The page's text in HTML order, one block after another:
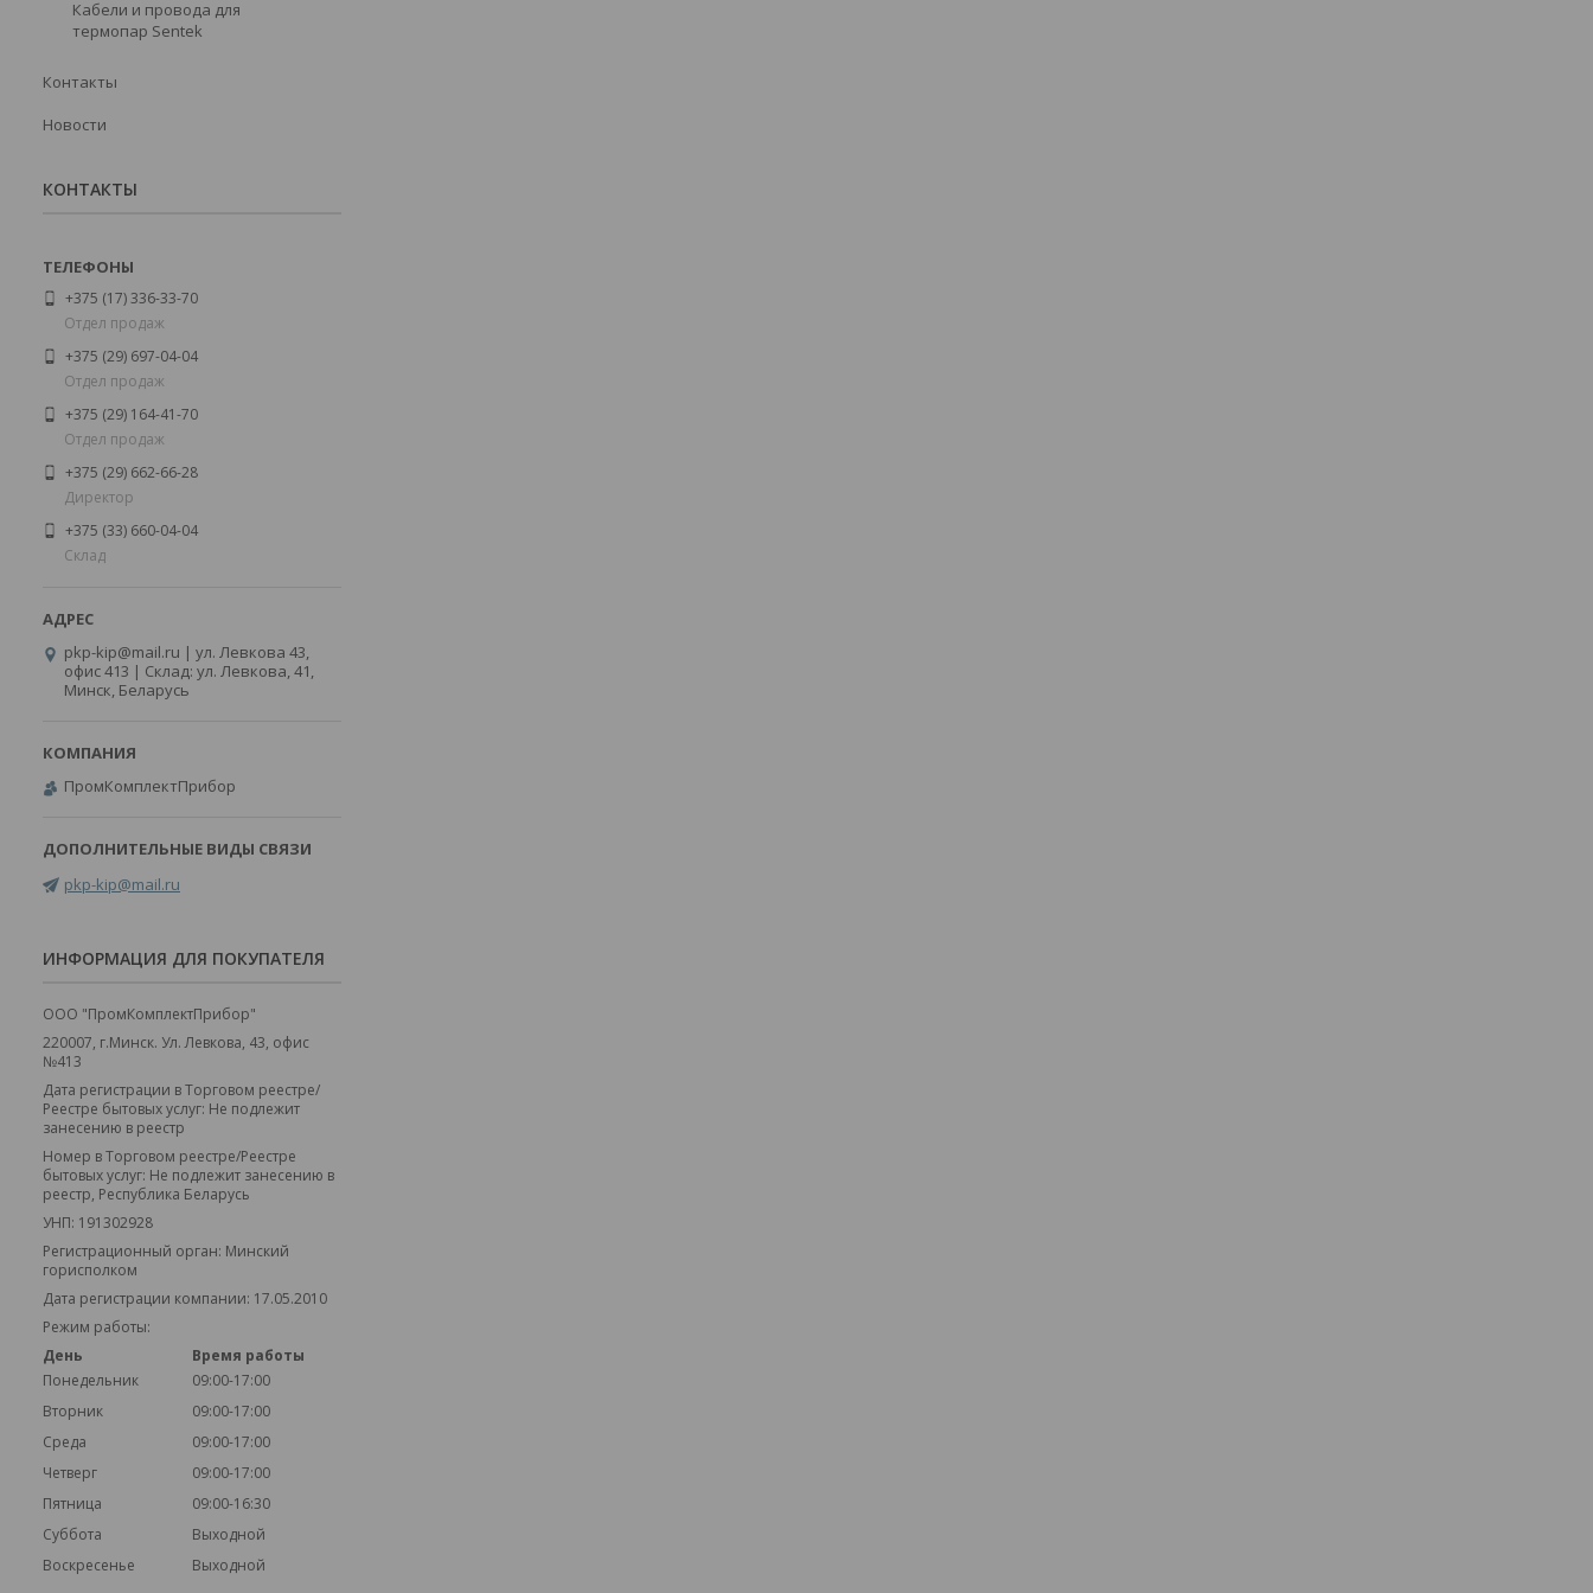
Кабели и провода для
термопар Sentek
Контакты
Новости
КОНТАКТЫ
+375 (17) 336-33-70
Отдел продаж
+375 (29) 697-04-04
Отдел продаж
+375 (29) 164-41-70
Отдел продаж
+375 (29) 662-66-28
Директор
+375 (33) 660-04-04
Склад
pkp-kip@mail.ru | ул. Левкова 43,
офис 413 | Склад: ул. Левкова, 41,
Минск, Беларусь
ПромКомплектПрибор
pkp-kip@mail.ru
ИНФОРМАЦИЯ ДЛЯ ПОКУПАТЕЛЯ
ООО "ПромКомплектПрибор"
220007, г.Минск. Ул. Левкова, 43, офис
№413
Дата регистрации в Торговом реестре/
Реестре бытовых услуг: Не подлежит
занесению в реестр
Номер в Торговом реестре/Реестре
бытовых услуг: Не подлежит занесению в
реестр, Республика Беларусь
УНП: 191302928
Регистрационный орган: Минский
горисполком
Дата регистрации компании: 17.05.2010
Режим работы:
День
Время работы
Понедельник
09:00-17:00
Вторник
09:00-17:00
Среда
09:00-17:00
Четверг
09:00-17:00
Пятница
09:00-16:30
Суббота
Выходной
Воскресенье
Выходной